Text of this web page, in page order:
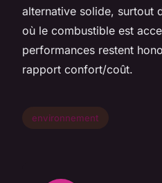
alternative solide, surtout
où le combustible est
performances restent
rapport confort/coût.
environnement